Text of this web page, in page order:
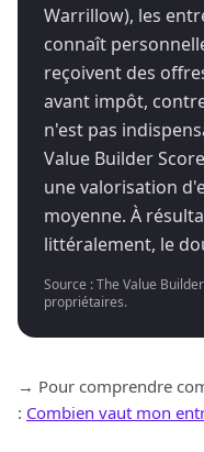
Warrillow), les
connaît
reçoivent des
avant impôt,
n'est pas
Value Builder
une valorisation
moyenne. À
littéralement, le
Source : The Value
propriétaires.
→ Pour comprendre
: Combien vaut mon